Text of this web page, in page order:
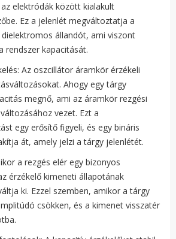
elektródák között kialakult
Ez a jelenlét megváltoztatja a
állandót, ami viszont
rendszer kapacitását.
Az oszcillátor áramkör érzékeli
Ahogy egy tárgy
megnő, ami az áramkör rezgési
vezet. Ezt a
egy erősítő figyeli, és egy bináris
át, amely jelzi a tárgy jelenlétét.
a rezgés elér egy bizonyos
érzékelő kimeneti állapotának
ki. Ezzel szemben, amikor a tárgy
csökken, és a kimenet visszatér